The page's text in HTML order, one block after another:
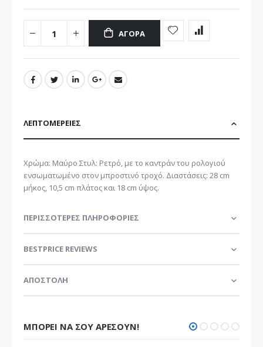
ΑΓΟΡΆ
ΛΕΠΤΟΜΈΡΕΙΕΣ
Χρώμα: Μαύρο Στυλ: Ρετρό, με το καντράν του ρολογιού
ενσωματωμένο στον μπροστινό τροχό. Διαστάσεις: 28 cm
μήκος, 10,5 cm πλάτος και 18 cm ύψος.
ΠΕΡΙΣΣΌΤΕΡΕΣ ΠΛΗΡΟΦΟΡΊΕΣ
BESTPRICE REVIEWS
ΑΠΟΣΤΟΛΗ
ΜΠΟΡΕΊ ΝΑ ΣΟΥ ΑΡΈΣΟΥΝ!